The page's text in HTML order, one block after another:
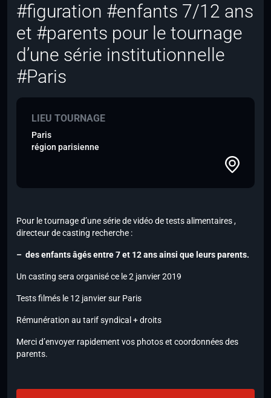
#figuration #enfants 7/12 ans
et #parents pour le tournage
d’une série institutionnelle
#Paris
LIEU TOURNAGE
Paris
région parisienne
Pour le tournage d’une série de vidéo de tests alimentaires ,
directeur de casting recherche :
– des enfants âgés entre 7 et 12 ans ainsi que leurs parents.
Un casting sera organisé ce le 2 janvier 2019
Tests filmés le 12 janvier sur Paris
Rémunération au tarif syndical + droits
Merci d’envoyer rapidement vos photos et coordonnées des
parents.